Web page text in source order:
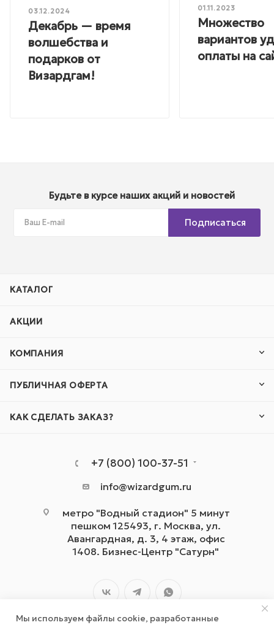
03.12.2024
Декабрь — время
волшебства и
подарков от
Визардгам!
01.11.2023
Множество
вариантов
оплаты на
Будьте в курсе наших акций и новостей
Подписаться
КАТАЛОГ
АКЦИИ
КОМПАНИЯ
ПУБЛИЧНАЯ ОФЕРТА
КАК СДЕЛАТЬ ЗАКАЗ?
+7 (800) 100-37-51
info@wizardgum.ru
метро "Водный стадион" 5 минут
пешком 125493, г. Москва, ул.
Авангардная, д. 3, 4 этаж, офис
1408. Бизнес-Центр "Сатурн"
Мы используем файлы cookie, разработанные